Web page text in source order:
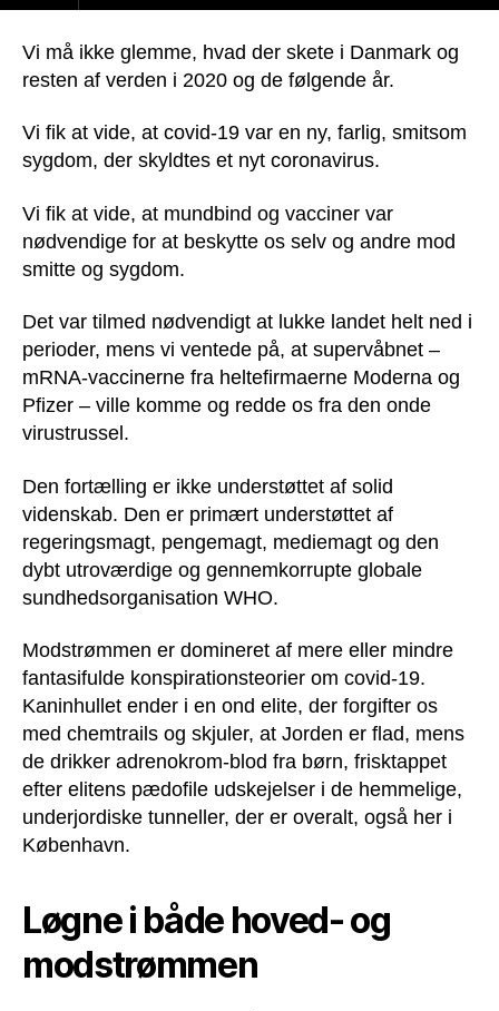
Vi må ikke glemme, hvad der skete i Danmark og
resten af verden i 2020 og de følgende år.
Vi fik at vide, at covid-19 var en ny, farlig, smitsom
sygdom, der skyldtes et nyt coronavirus.
Vi fik at vide, at mundbind og vacciner var
nødvendige for at beskytte os selv og andre mod
smitte og sygdom.
Det var tilmed nødvendigt at lukke landet helt ned i
perioder, mens vi ventede på, at supervåbnet –
mRNA-vaccinerne fra heltefirmaerne Moderna og
Pfizer – ville komme og redde os fra den onde
virustrussel.
Den fortælling er ikke understøttet af solid
videnskab. Den er primært understøttet af
regeringsmagt, pengemagt, mediemagt og den
dybt utroværdige og gennemkorrupte globale
sundhedsorganisation WHO.
Modstrømmen er domineret af mere eller mindre
fantasifulde konspirationsteorier om covid-19.
Kaninhullet ender i en ond elite, der forgifter os
med chemtrails og skjuler, at Jorden er flad, mens
de drikker adrenokrom-blod fra børn, frisktappet
efter elitens pædofile udskejelser i de hemmelige,
underjordiske tunneller, der er overalt, også her i
København.
Løgne i både hoved- og
modstrømmen